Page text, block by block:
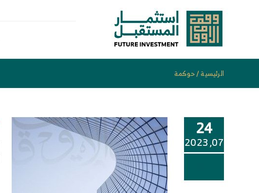
الرئيسية/حوكمة
24
07, 2023